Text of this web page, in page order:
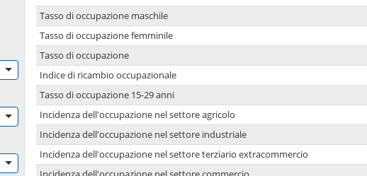
Tasso di occupazione maschile
Tasso di occupazione femminile
Tasso di occupazione
Indice di ricambio occupazionale
Tasso di occupazione 15-29 anni
Incidenza dell'occupazione nel settore agricolo
Incidenza dell'occupazione nel settore industriale
Incidenza dell'occupazione nel settore terziario extracommercio